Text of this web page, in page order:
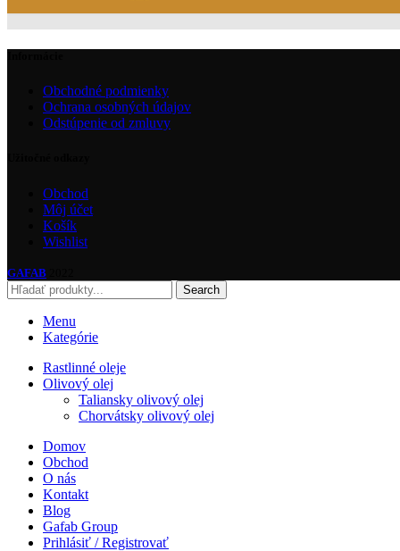
Obchodné podmienky
Ochrana osobných údajov
Odstúpenie od zmluvy
Obchod
Môj účet
Košík
Wishlist
GAFAB
Search
Menu
Kategórie
Rastlinné oleje
Olivový olej
Taliansky olivový olej
Chorvátsky olivový olej
Domov
Obchod
O nás
Kontakt
Blog
Gafab Group
Prihlásiť / Registrovať